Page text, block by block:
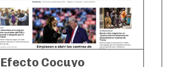
Efecto Cocuyo